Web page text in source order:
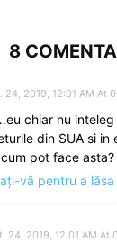
8
24, 2019, 12:01 AM At
chiar nu
din SUA si in
pot face asta?
vă pentru a
24, 2019, 12:01 AM At